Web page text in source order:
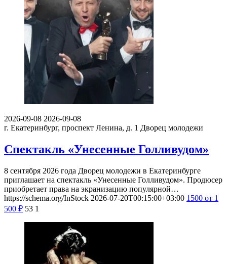
2026-09-08 2026-09-08
г. Екатеринбург, проспект Ленина, д. 1 Дворец молодежи
Спектакль «Унесенные Голливудом»
8 сентября 2026 года Дворец молодежи в Екатеринбурге
приглашает на спектакль «Унесенные Голливудом». Продюсер
приобретает права на экранизацию популярной…
https://schema.org/InStock 2026-07-20T00:15:00+03:00 1500 от 1
500 ₽ 53 1